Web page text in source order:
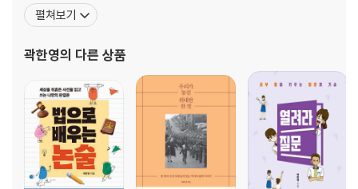
우리나라에 처음 도입하는 등 다양한 법교육 관련 연구와 사업을 진
행하기도 했다. 그는 일상 속에서 무엇이 당연한지를 물어야 법의 목
있다는 믿음으로 청소년들을 위한 활발한 활동을 펼치고 있
펼쳐보기
곽한영의 다른 상품